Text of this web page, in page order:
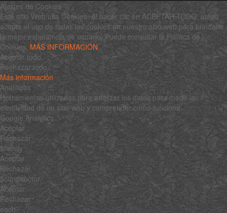
Ajustes de Cookies
Este sitio Web usa Cookies. Al hacer clic en ACEPTAR TODO, usted
acepta el uso de todas las cookies en nuestro sitio web para brindarle
la mejor experiencia de usuario. Puede consultar la Política de
Cookies: MÁS INFORMACIÓN
Aceptar todo
Rechazar todo
Más información
Analíticas
Herramientas utilizadas para analizar los datos para medir la
efectividad de un sitio web y comprender cómo funciona.
Google Analytics
Aceptar
Rechazar
$family
Aceptar
Rechazar
$constructor
Aceptar
Rechazar
each